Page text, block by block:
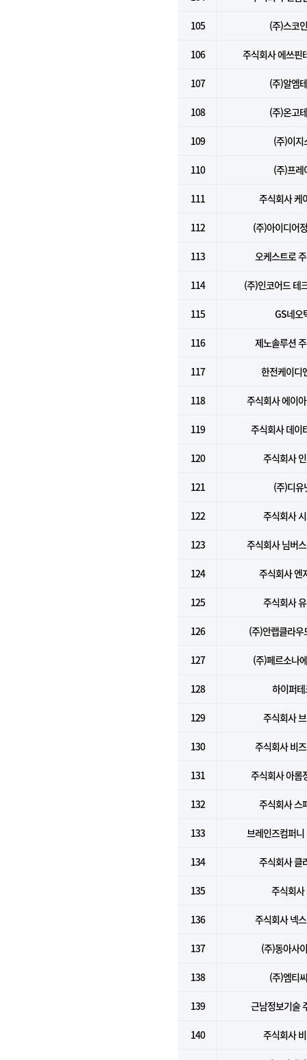
105 (주)스코
106 주식회사 에쓰핀
107 (주)알엠
108 (주)온고
109 (주)이지
110 (주)프레
111 주식회사 케
112 (주)아이디어
113 오케스트로
114 (주)인코어드 테
115 GS네오
116 제노솔루션
117 한전케이디
118 주식회사 에이
119 주식회사 데이
120 주식회사
121 (주)디유
122 주식회사
123 주식회사 님버
124 주식회사 엔
125 주식회사
126 (주)안랩클라우
127 (주)페르소나
128 하이퍼
129 주식회사
130 주식회사 비
131 주식회사 아롬
132 주식회사 스
133 브레인즈컴퍼니
134 주식회사 클
135 주식회사
136 주식회사 넥
137 (주)동아사
138 (주)엠티
139 근남정보기술
140 주식회사